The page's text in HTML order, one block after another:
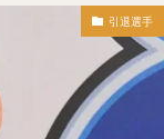
引退選手